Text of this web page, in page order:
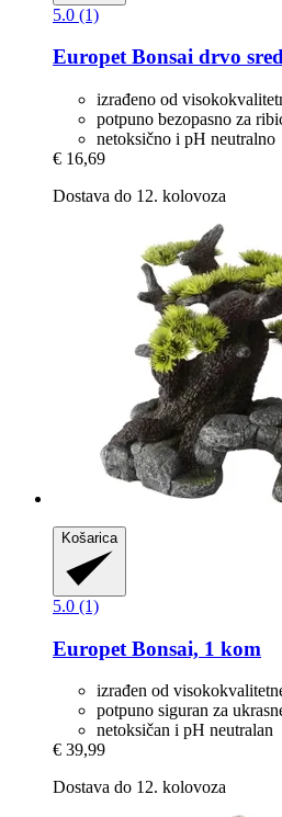
5.0 (1)
EuropetBonsai drvo
izrađeno od
potpuno bezopasno za
netoksično i pH neutralno
€ 16,69
Dostava do 12. kolovoza
Košarica
5.0 (1)
Europet Bonsai, 1 kom
izrađen od
potpuno siguran za
netoksičan i pH neutralan
€ 39,99
Dostava do 12. kolovoza